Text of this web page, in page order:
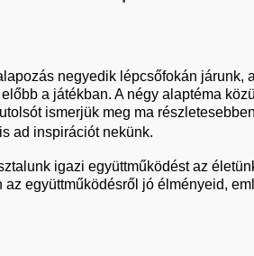
negyedik lépcsőfokán
a játékban. A négy alaptéma
ismerjük meg ma
ad inspirációt nekünk.
igazi együttműködést az
együttműködésről jó élményeid,